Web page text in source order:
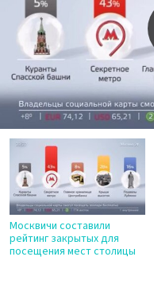
Москвичи составили
рейтинг закрытых для
посещения мест столицы